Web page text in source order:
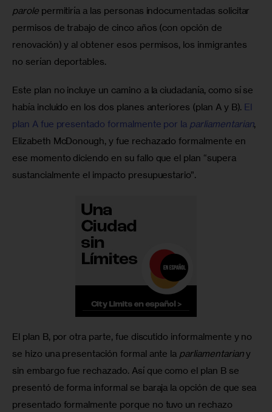
parole permitiría a las personas indocumentadas solicitar
permisos de trabajo de cinco años (con opción de
renovación) y al obtener esos permisos, los inmigrantes
no serían deportables.
Este plan no incluye un camino a la ciudadanía, como sí se
había incluido en los dos planes anteriores (plan A y B). El
plan A fue presentado formalmente por la parliamentarian,
Elizabeth McDonough, y fue rechazado formalmente en
ese momento diciendo en su fallo que el plan “supera
sustancialmente el impacto presupuestario”.
El plan B, por otra parte, fue discutido informalmente y no
se hizo una presentación formal ante la parliamentarian y
sin embargo fue rechazado. Así que como el plan B se
presentó de forma informal se baraja la opción de que sea
presentado formalmente porque no tuvo un rechazo